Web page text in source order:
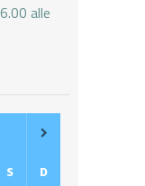
alle
S D